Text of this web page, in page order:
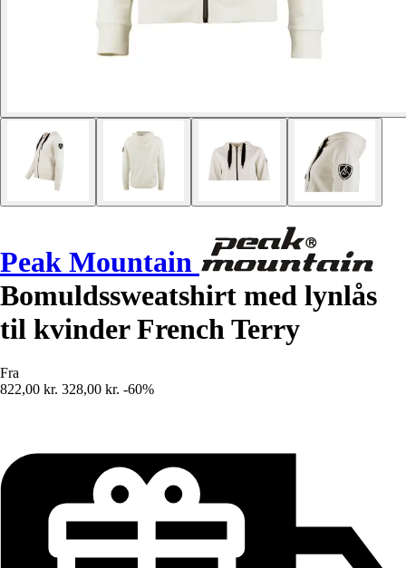
Peak Mountain
Bomuldssweatshirt med lynlås
til kvinder French Terry
Fra
822,00 kr. 328,00 kr. -60%